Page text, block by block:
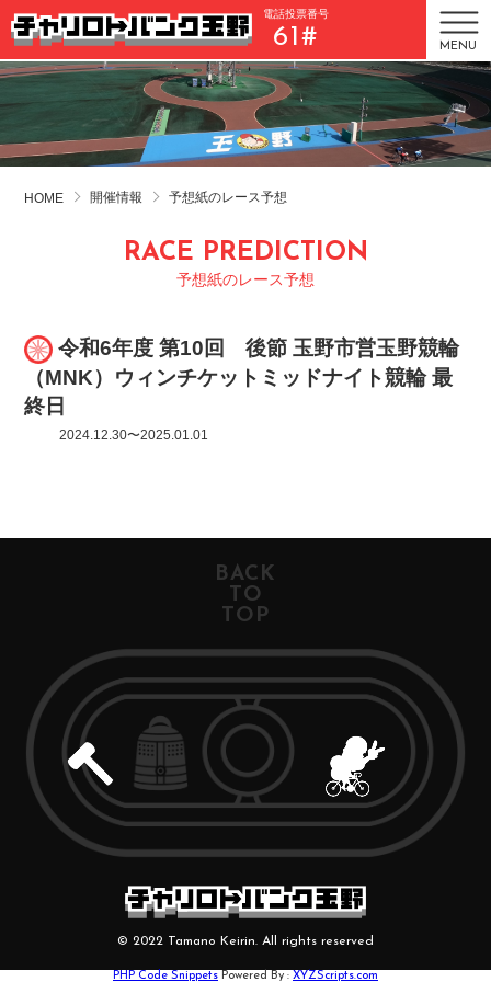
電話投票番号
61# MENU
HOME 開催情報 予想紙のレース予想
RACE PREDICTION
予想紙のレース予想
令和6年度 第10回 後節 玉野市営玉野競輪
（MNK）ウィンチケットミッドナイト競輪 最
終日
2024.12.30〜2025.01.01
BACK
TO
TOP
© 2022 Tamano Keirin. All rights reserved
PHP Code Snippets Powered By : XYZScripts.com